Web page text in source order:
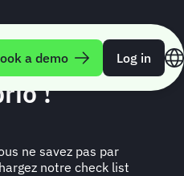
a demo Log in
votre
!
ne savez pas par
notre check list